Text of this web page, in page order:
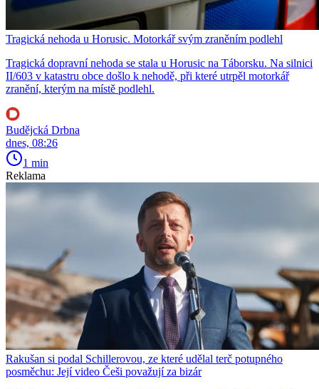
Tragická nehoda u Horusic. Motorkář svým zraněním podlehl
Tragická dopravní nehoda se stala u Horusic na Táborsku. Na silnici
II/603 v katastru obce došlo k nehodě, při které utrpěl motorkář
zranění, kterým na místě podlehl.
Budějcká Drbna
dnes, 08:26
1 min
Reklama
Rakušan si podal Schillerovou, ze které udělal terč potupného
posměchu: Její video Češi považují za bizár